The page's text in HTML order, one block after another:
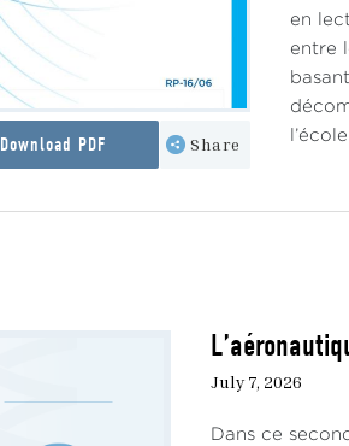
Download PDF Share
en
entre
July 7, 2026
Dans ce